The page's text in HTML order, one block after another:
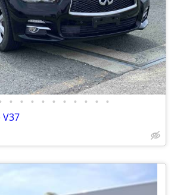
• • • • • • • • • •
V37